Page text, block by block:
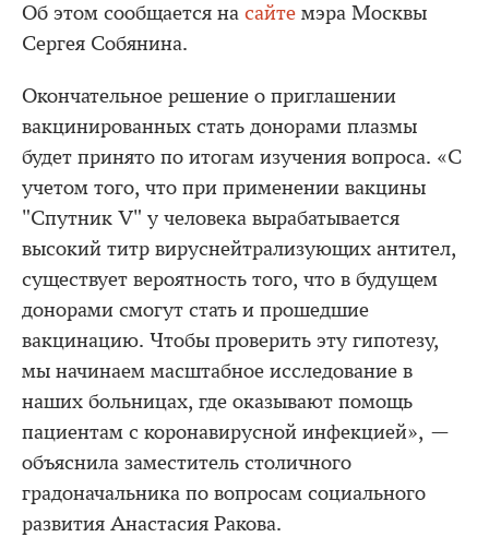
Об этом сообщается на сайте мэра Москвы
Сергея Собянина.
Окончательное решение о приглашении
вакцинированных стать донорами плазмы
будет принято по итогам изучения вопроса. «С
учетом того, что при применении вакцины
"Спутник V" у человека вырабатывается
высокий титр вируснейтрализующих антител,
существует вероятность того, что в будущем
донорами смогут стать и прошедшие
вакцинацию. Чтобы проверить эту гипотезу,
мы начинаем масштабное исследование в
наших больницах, где оказывают помощь
пациентам с коронавирусной инфекцией», —
объяснила заместитель столичного
градоначальника по вопросам социального
развития Анастасия Ракова.